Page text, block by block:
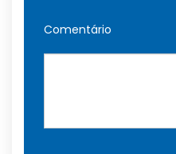
Comentário